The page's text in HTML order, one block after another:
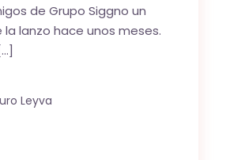
de Grupo Siggno un
lanzo hace unos meses.
Leyva